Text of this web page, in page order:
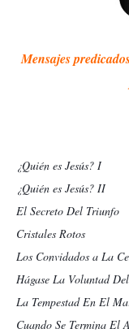
Mensajes
¿Quién es Jesús? I
¿Quién es Jesús? II
El Secreto Del Triunfo
Cristales Rotos
Los Convidados a La
Hágase La Voluntad
La Tempestad En El
Cuando Se Termina El